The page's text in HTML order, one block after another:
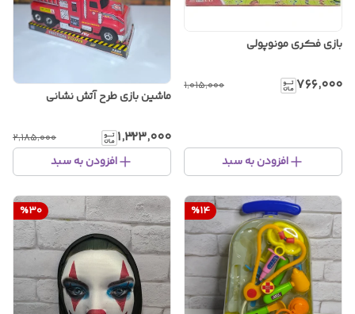
بازی فکری مونوپولی
۷۶۶٬۰۰۰ ۱٬۰۱۵٬۰۰۰
افزودن به سبد
ماشین بازی طرح آتش نشانی
۱٬۳۲۳٬۰۰۰ ۲٬۱۸۵٬۰۰۰
افزودن به سبد
%14
%30